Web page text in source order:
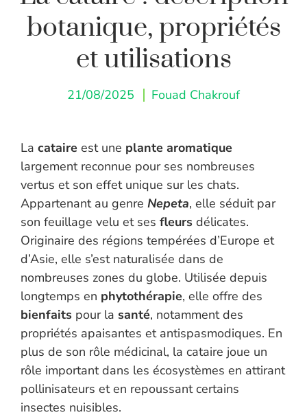
botanique, propriétés
et utilisations
21/08/2025 Fouad Chakrouf
La cataire est une plante aromatique
largement reconnue pour ses nombreuses
vertus et son effet unique sur les chats.
Appartenant au genre Nepeta, elle séduit par
son feuillage velu et ses fleurs délicates.
Originaire des régions tempérées d’Europe et
d’Asie, elle s’est naturalisée dans de
nombreuses zones du globe. Utilisée depuis
longtemps en phytothérapie, elle offre des
bienfaits pour la santé, notamment des
propriétés apaisantes et antispasmodiques. En
plus de son rôle médicinal, la cataire joue un
rôle important dans les écosystèmes en attirant
pollinisateurs et en repoussant certains
insectes nuisibles.